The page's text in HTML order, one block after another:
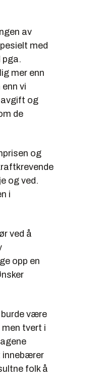
av
med
pga.
mer enn
vi
avgift og
de
og
og ved.
i
ved å
opp en
være
tvert i
innebærer
folk å